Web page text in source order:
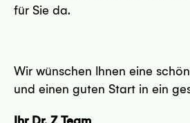
für Sie da.
Wir wünschen Ihnen eine
und einen guten Start in ein